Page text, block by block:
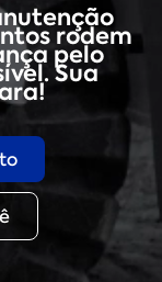
rodem
pelo
Sua